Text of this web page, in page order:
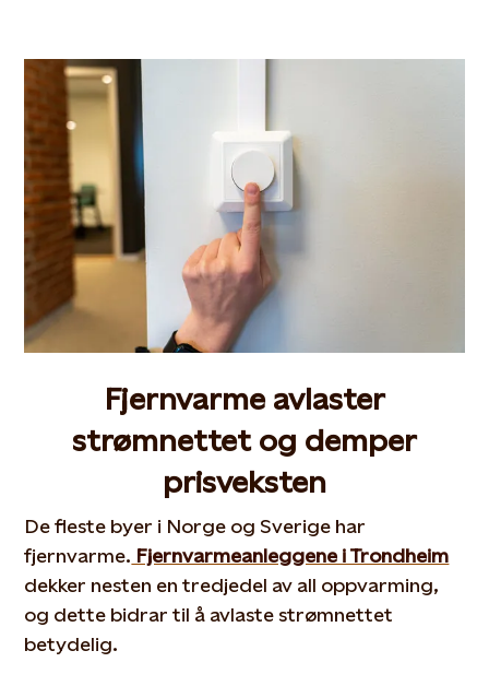
Fjernvarme avlaster
strømnettet og demper
prisveksten
De fleste byer i Norge og Sverige har
fjernvarme. Fjernvarmeanleggene i Trondheim
dekker nesten en tredjedel av all oppvarming,
og dette bidrar til å avlaste strømnettet
betydelig.